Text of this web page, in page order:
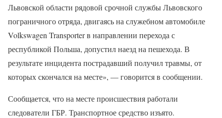
Львовской области рядовой срочной службы Львовского
пограничного отряда, двигаясь на служебном автомобиле
Volkswagen Transporter в направлении перехода с
республикой Польша, допустил наезд на пешехода. В
результате инцидента пострадавший получил травмы, от
которых скончался на месте», — говорится в сообщении.
Сообщается, что на месте происшествия работали
следователи ГБР. Транспортное средство изъято.